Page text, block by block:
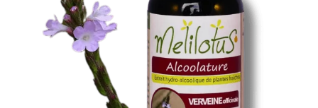
Alcoolature Verveine officinale
DÉTAILS